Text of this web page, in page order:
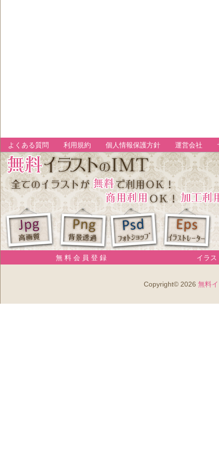
よくある質問 利用規約 個人情報保護方針 運営会社
無 料 会 員 登 録 イラス
Copyright© 2026 無料